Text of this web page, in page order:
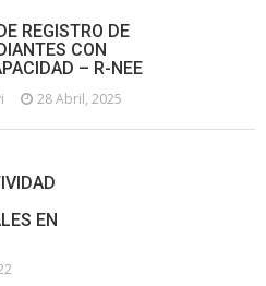
REGISTRO DE
CON
– R-NEE
28 Abril, 2025
EN